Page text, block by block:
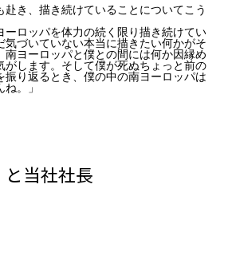
き、描き続けていることについてこう
ーロッパを体力の続く限り描き続けてい
気づいていない本当に描きたい何かがそ
南ヨーロッパと僕との間には何か因縁め
がします。そして僕が死ぬちょっと前の
り返るとき、僕の中の南ヨーロッパは
ね。」
当社社長